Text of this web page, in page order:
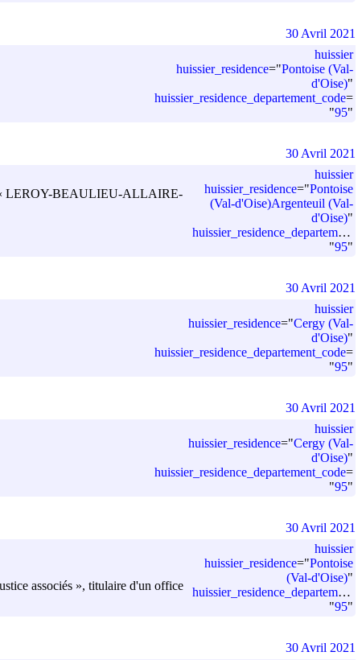
huissier
huissier_residence="Pontoise (Val-
d'Oise)"
huissier_residence_departement_code=
"95"
30 Avril 2021
« LEROY-BEAULIEU-ALLAIRE-
huissier
huissier_residence="Pontoise
(Val-d'Oise)Argenteuil (Val-
d'Oise)"
huissier_residence_departement_code
"95"
30 Avril 2021
huissier
huissier_residence="Cergy (Val-
d'Oise)"
huissier_residence_departement_code=
"95"
30 Avril 2021
huissier
huissier_residence="Cergy (Val-
d'Oise)"
huissier_residence_departement_code=
"95"
30 Avril 2021
associés », titulaire d'un office
huissier
huissier_residence="Pontoise
(Val-d'Oise)"
huissier_residence_departement_code
"95"
30 Avril 2021
30 Avril 2021